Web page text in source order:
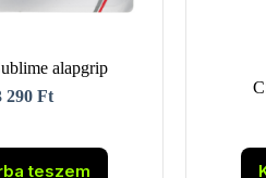
alapgrip
290 Ft
teszem